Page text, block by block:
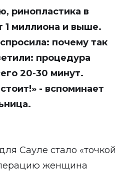
ринопластика в
1 миллиона и выше.
почему так
процедура
20-30 минут.
- вспоминает
Сауле стало «точкой
женщина